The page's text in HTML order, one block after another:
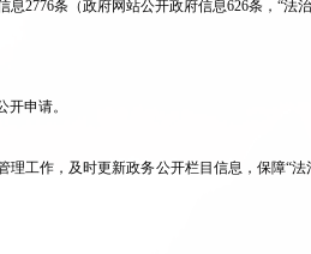
息2776条（政府网站公开政府信息626条， “法
开申请。
理工作，及时更新政务公开栏目信息 ， 保障“法